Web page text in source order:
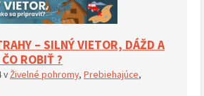
– SILNÝ VIETOR, DÁŽD A
ROBIŤ ?
vŽivelné pohromy, Prebiehajúce,